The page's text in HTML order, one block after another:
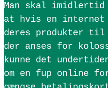
Man skal imidlertid
at hvis en internet
deres produkter
der anses for
kunne det
om en fup online